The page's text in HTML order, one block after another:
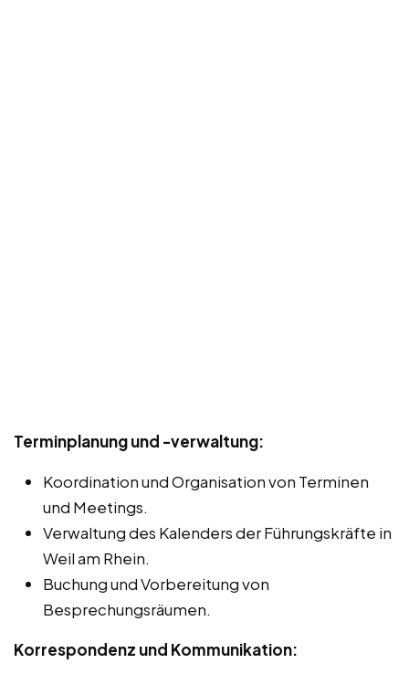
Terminplanung und -verwaltung:
Koordination und Organisation von Terminen
und Meetings.
Verwaltung des Kalenders der Führungskräfte in
Weil am Rhein.
Buchung und Vorbereitung von
Besprechungsräumen.
Korrespondenz und Kommunikation: